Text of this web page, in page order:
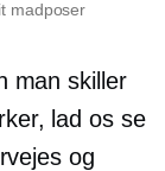
madposer
man skiller
lad os se
og